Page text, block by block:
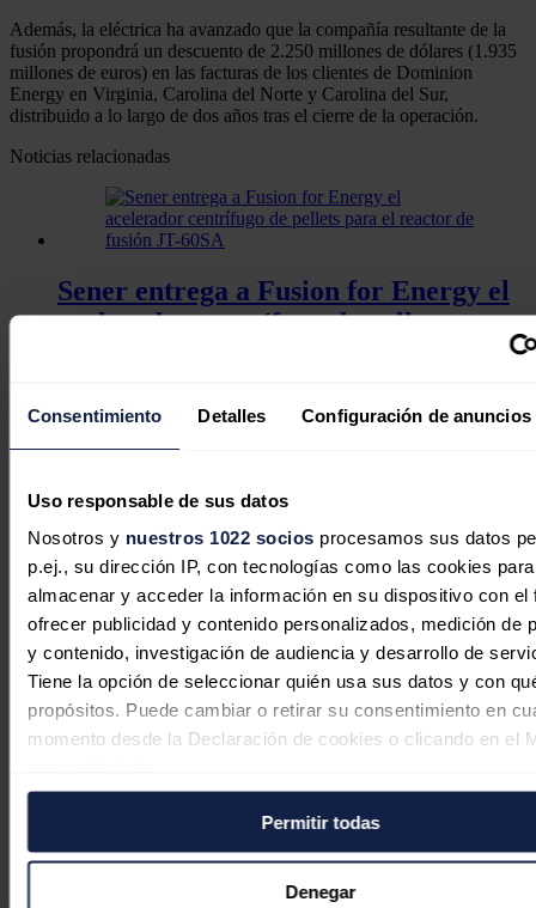
Consentimiento Detalles Configuración de anuncios
Uso responsable de sus datos
Nosotros y nuestros 1022 socios procesamos sus datos
p.ej., su dirección IP, con tecnologías como las cookies para
almacenar y acceder la información en su dispositivo con el
ofrecer publicidad y contenido personalizados, medición de
y contenido, investigación de audiencia y desarrollo de
Tiene la opción de seleccionar quién usa sus datos y con
propósitos. Puede cambiar o retirar su consentimiento en
momento desde la Declaración de cookies o clicando en el
Si lo permite, también quisiéramos:
Recopilar información sobre su ubicación geográfica
puede tener una precisión de varios metros
Permitir todas
Denegar
Además, la eléctrica ha avanzado que la compañía resultante de la
fusión propondrá un descuento de 2.250 millones de dólares (1.935
millones de euros) en las facturas de los clientes de Dominion
Energy en Virginia, Carolina del Norte y Carolina del Sur,
distribuido a lo largo de dos años tras el cierre de la operación.
Noticias relacionadas
Sener entrega a Fusion for Energy el
acelerador centrífugo de pellets para
Redacción 07/08/2026
Acciona Energía sube más de un 3%